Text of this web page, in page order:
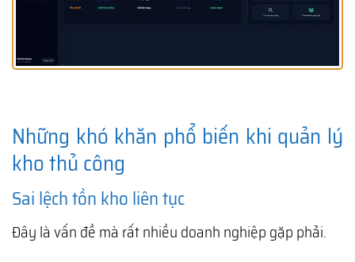
Những khó khăn phổ biến khi quản lý
kho thủ công
Sai lệch tồn kho liên tục
Đây là vấn đề mà rất nhiều doanh nghiệp gặp phải.